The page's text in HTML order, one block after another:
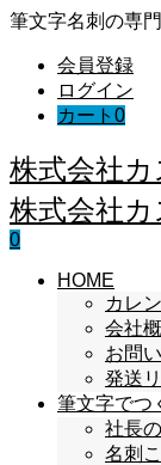
筆文字名刺の専
会員登録
ログイン
カート 0
株式会社
株式会社
0
HOME
カレ
会社
お問
発送
筆文字でつ
社長
名刺